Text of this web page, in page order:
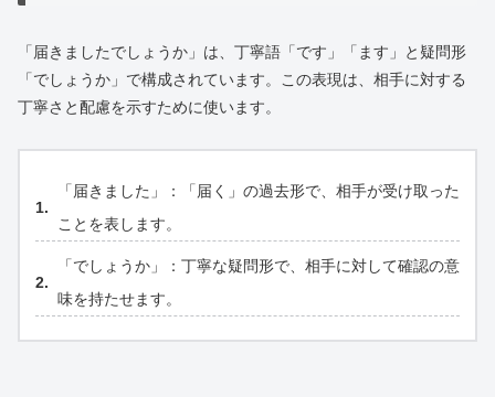
「届きましたでしょうか」は、丁寧語「です」「ます」と疑問形
「でしょうか」で構成されています。この表現は、相手に対する
丁寧さと配慮を示すために使います。
「届きました」：「届く」の過去形で、相手が受け取った
ことを表します。
「でしょうか」：丁寧な疑問形で、相手に対して確認の意
味を持たせます。